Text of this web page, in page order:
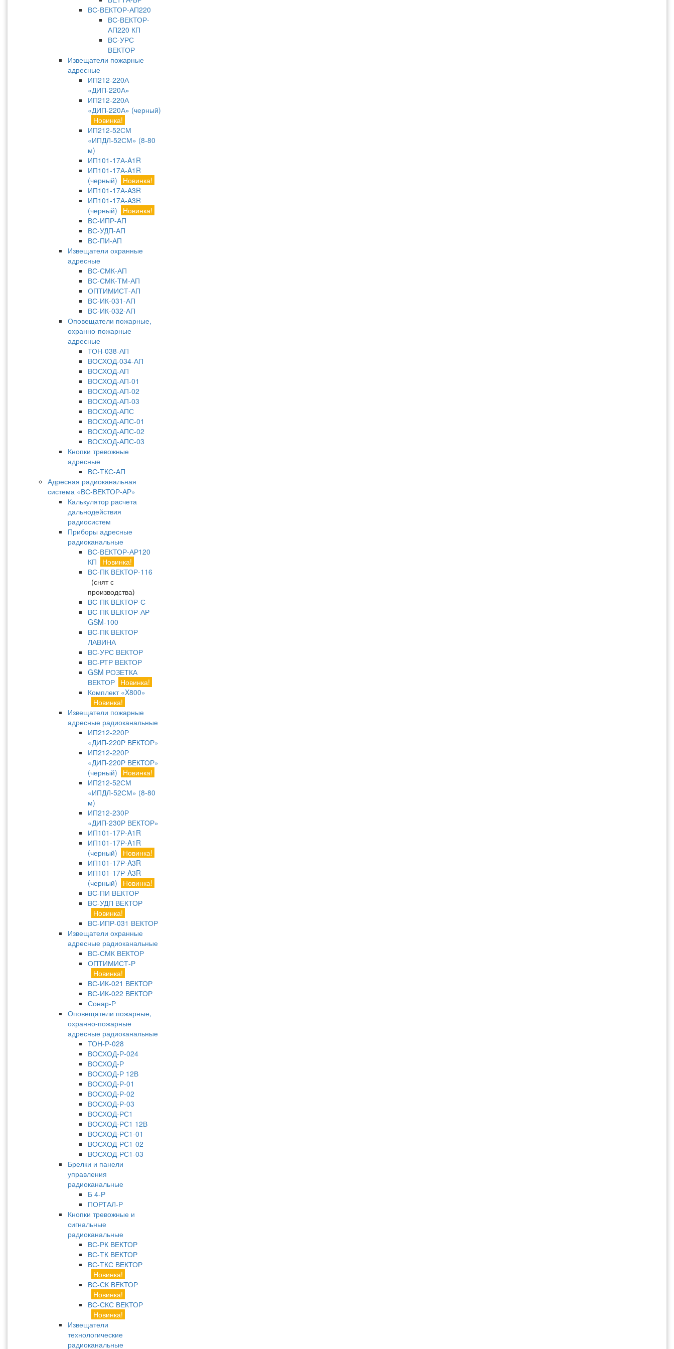
ВС-ВЕКТОР-АП220
ВС-ВЕКТОР-
АП220 КП
ВС-УРС
ВЕКТОР
Извещатели пожарные
адресные
ИП212-220А
«ДИП-220А»
ИП212-220А
«ДИП-220А» (черный)
Новинка!
ИП212-52СМ
«ИПДЛ-52СМ» (8-80
м)
ИП101-17А-A1R
ИП101-17А-A1R
(черный)
Новинка!
ИП101-17А-A3R
ИП101-17А-A3R
(черный)
Новинка!
ВС-ИПР-АП
ВС-УДП-АП
ВС-ПИ-АП
Извещатели охранные
адресные
ВС-СМК-АП
ВС-СМК-ТМ-АП
ОПТИМИСТ-АП
ВС-ИК-031-АП
ВС-ИК-032-АП
Оповещатели пожарные,
охранно-пожарные
адресные
ТОН-038-АП
ВОСХОД-034-АП
ВОСХОД-АП
ВОСХОД-АП-01
ВОСХОД-АП-02
ВОСХОД-АП-03
ВОСХОД-АПС
ВОСХОД-АПС-01
ВОСХОД-АПС-02
ВОСХОД-АПС-03
Кнопки тревожные
адресные
ВС-ТКС-АП
Адресная радиоканальная
система «ВС-ВЕКТОР-АР»
Калькулятор расчета
дальнодействия
радиосистем
Приборы адресные
радиоканальные
ВС-ВЕКТОР-АР120
КП
Новинка!
ВС-ПК ВЕКТОР-116
(снят с
производства)
ВС-ПК ВЕКТОР-С
ВС-ПК ВЕКТОР-АР
GSM-100
ВС-ПК ВЕКТОР
ЛАВИНА
ВС-УРС ВЕКТОР
ВС-РТР ВЕКТОР
GSM РОЗЕТКА
ВЕКТОР Новинка!
Комплект «X800»
Новинка!
Извещатели пожарные
адресные радиоканальные
ИП212-220Р
«ДИП-220Р ВЕКТОР»
ИП212-220Р
«ДИП-220Р ВЕКТОР»
(черный)
Новинка!
ИП212-52СМ
«ИПДЛ-52СМ» (8-80
м)
ИП212-230Р
«ДИП-230Р ВЕКТОР»
ИП101-17Р-A1R
ИП101-17Р-A1R
(черный)
Новинка!
ИП101-17Р-A3R
ИП101-17Р-A3R
(черный)
Новинка!
ВС-ПИ ВЕКТОР
ВС-УДП ВЕКТОР
Новинка!
ВС-ИПР-031 ВЕКТОР
Извещатели охранные
адресные радиоканальные
ВС-СМК ВЕКТОР
ОПТИМИСТ-Р
Новинка!
ВС-ИК-021 ВЕКТОР
ВС-ИК-022 ВЕКТОР
Сонар-Р
Оповещатели пожарные,
охранно-пожарные
адресные радиоканальные
ТОН-Р-028
ВОСХОД-Р-024
ВОСХОД-Р
ВОСХОД-Р 12В
ВОСХОД-Р-01
ВОСХОД-Р-02
ВОСХОД-Р-03
ВОСХОД-РС1
ВОСХОД-РС1 12В
ВОСХОД-РС1-01
ВОСХОД-РС1-02
ВОСХОД-РС1-03
Брелки и панели
управления
радиоканальные
Б 4-Р
ПОРТАЛ-Р
Кнопки тревожные и
сигнальные
радиоканальные
ВС-РК ВЕКТОР
ВС-ТК ВЕКТОР
ВС-ТКС ВЕКТОР
Новинка!
ВС-СК ВЕКТОР
Новинка!
ВС-СКС ВЕКТОР
Новинка!
Извещатели
технологические
радиоканальные